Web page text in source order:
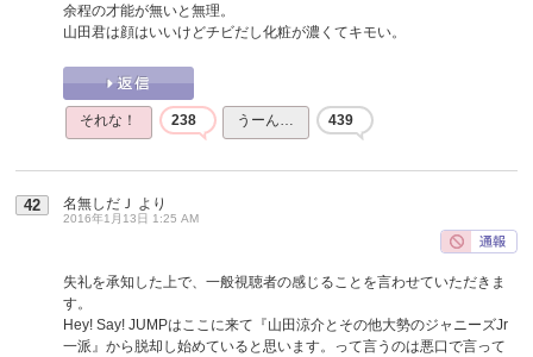
余程の才能が無いと無理。
山田君は顔はいいけどチビだし化粧が濃くてキモい。
それな！ 238 うーん… 439
42 名無しだＪ より
2016年1月13日 1:25 AM
失礼を承知した上で、一般視聴者の感じることを言わせていただきま
す。
Hey! Say! JUMPはここに来て『山田涼介とその他大勢のジャニーズJr
一派』から脱却し始めていると思います。って言うのは悪口で言って